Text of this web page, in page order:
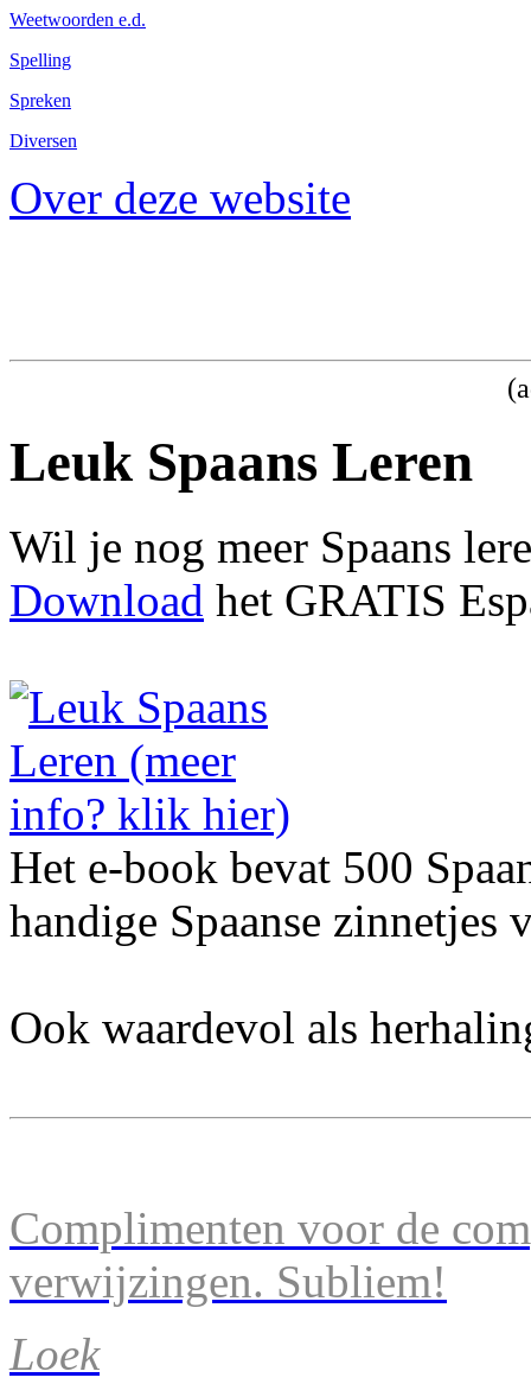
Weetwoorden e.d.
Spelling
Spreken
Diversen
Over deze website
Leuk Spaans Leren
Wil je nog meer Spaans
Download het GRATIS
Het e-book bevat 500
handige Spaanse zinnetjes
Ook waardevol als
Complimenten voor de
verwijzingen. Subliem!
Loek